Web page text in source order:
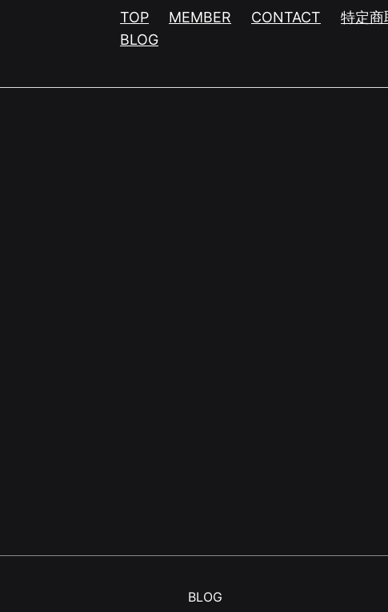
TOP MEMBER CONTACT 特定商
BLOG
BLOG